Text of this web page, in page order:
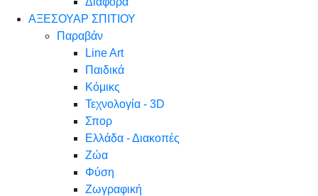
ΑΞΕΣΟΥΑΡ ΣΠΙΤΙΟΥ
Παραβάν
Line Art
Παιδικά
Κόμικς
Τεχνολογία - 3D
Σπορ
Ελλάδα - Διακοπές
Ζώα
Φύση
Ζωγραφική